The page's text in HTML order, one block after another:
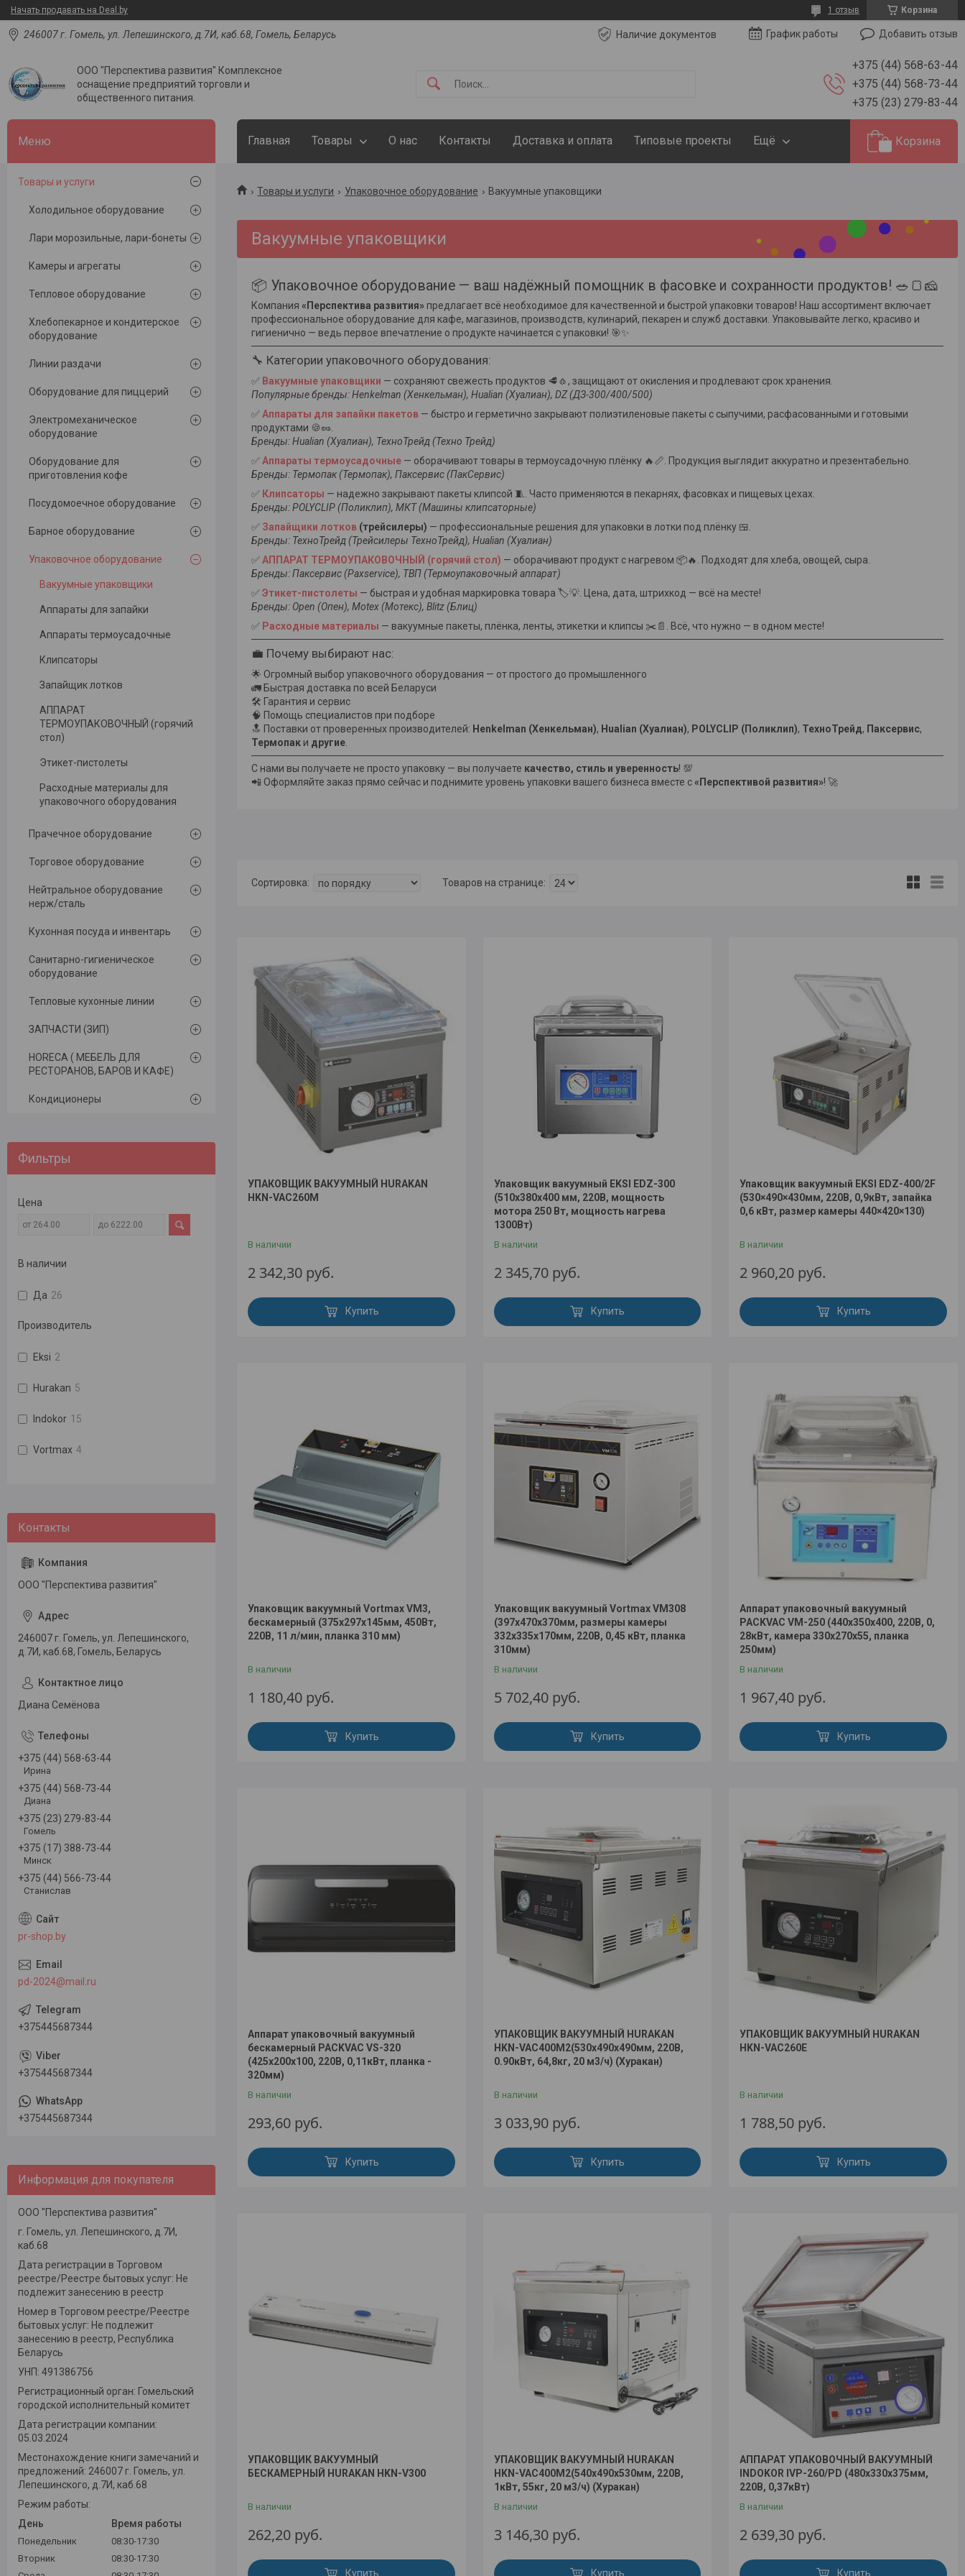
Начать продавать на Deal.by Корзина
1 отзыв
246007 г. Гомель, ул. Лепешинского, д.7И, каб.68, Гомель, Беларусь Наличие документов График работы Добавить отзыв
ООО "Перспектива развития" Комплексное
оснащение предприятий торговли и
общественного питания.
+375 (44) 568-63-44
+375 (44) 568-73-44
+375 (23) 279-83-44
Главная Товары О нас Контакты Доставка и оплата Типовые проекты Ещё Корзина
Товары и услуги Упаковочное оборудование Вакуумные упаковщики
Вакуумные упаковщики
📦 Упаковочное оборудование — ваш надёжный помощник в фасовке и сохранности продуктов! 🥗🍞🧀
Компания «Перспектива развития» предлагает всё необходимое для качественной и быстрой упаковки товаров! Наш ассортимент включает
профессиональное оборудование для кафе, магазинов, производств, кулинарий, пекарен и служб доставки. Упаковывайте легко, красиво и
гигиенично — ведь первое впечатление о продукте начинается с упаковки! 🎯✨
🔧 Категории упаковочного оборудования:
✅ Вакуумные упаковщики — сохраняют свежесть продуктов 🥩🧄, защищают от окисления и продлевают срок хранения.
Популярные бренды: Henkelman (Хенкельман), Hualian (Хуалиан), DZ (ДЗ-300/400/500)
✅ Аппараты для запайки пакетов — быстро и герметично закрывают полиэтиленовые пакеты с сыпучими, расфасованными и готовыми
продуктами 🍪🥜.
Бренды: Hualian (Хуалиан), ТехноТрейд (Техно Трейд)
✅ Аппараты термоусадочные — оборачивают товары в термоусадочную плёнку 🔥📏. Продукция выглядит аккуратно и презентабельно.
Бренды: Термопак (Термопак), Паксервис (ПакСервис)
✅ Клипсаторы — надежно закрывают пакеты клипсой 🧵. Часто применяются в пекарнях, фасовках и пищевых цехах.
Бренды: POLYCLIP (Поликлип), МКТ (Машины клипсаторные)
✅ Запайщики лотков (трейсилеры) — профессиональные решения для упаковки в лотки под плёнку 🍱.
Бренды: ТехноТрейд (Трейсилеры ТехноТрейд), Hualian (Хуалиан)
✅ АППАРАТ ТЕРМОУПАКОВОЧНЫЙ (горячий стол) — оборачивают продукт с нагревом 📦🔥. Подходят для хлеба, овощей, сыра.
Бренды: Паксервис (Paxservice), ТВП (Термоупаковочный аппарат)
✅Этикет-пистолеты — быстрая и удобная маркировка товара 🏷️💡. Цена, дата, штрихкод — всё на месте!
Бренды: Open (Опен), Motex (Мотекс), Blitz (Блиц)
✅ Расходные материалы — вакуумные пакеты, плёнка, ленты, этикетки и клипсы ✂️📄. Всё, что нужно — в одном месте!
💼 Почему выбирают нас:
🌟 Огромный выбор упаковочного оборудования — от простого до промышленного
🚛 Быстрая доставка по всей Беларуси
🛠️ Гарантия и сервис
🧠 Помощь специалистов при подборе
🔝 Поставки от проверенных производителей: Henkelman (Хенкельман), Hualian (Хуалиан), POLYCLIP (Поликлип), ТехноТрейд, Паксервис,
Термопак и другие
С нами вы получаете не просто упаковку — вы получаете качество, стиль и уверенность! 💯
📲 Оформляйте заказ прямо сейчас и поднимите уровень упаковки вашего бизнеса вместе с«Перспективой развития»! 🚀
УПАКОВЩИК ВАКУУМНЫЙ HURAKAN
HKN-VAC260M
В наличии
2 342,30 руб.
Купить
Упаковщик вакуумный EKSI EDZ-300
(510x380x400 мм, 220В, мощность
мотора 250 Вт, мощность нагрева
1300Вт)
В наличии
2 345,70 руб.
Купить
Упаковщик вакуумный EKSI EDZ-400/2F
(530×490×430мм, 220В, 0,9кВт, запайка
0,6 кВт, размер камеры 440×420×130)
В наличии
2 960,20 руб.
Купить
Упаковщик вакуумный Vortmax VM3,
бескамерный (375х297х145мм, 450Вт,
220В, 11 л/мин, планка 310 мм)
В наличии
1 180,40 руб.
Купить
Упаковщик вакуумный Vortmax VM308
(397x470x370мм, размеры камеры
332х335х170мм, 220В, 0,45 кВт, планка
310мм)
В наличии
5 702,40 руб.
Купить
Аппарат упаковочный вакуумный
PACKVAC VM-250 (440х350х400, 220В, 0,
28кВт, камера 330х270х55, планка
250мм)
В наличии
1 967,40 руб.
Купить
Аппарат упаковочный вакуумный
бескамерный PACKVAC VS-320
(425х200х100, 220В, 0,11кВт, планка -
320мм)
В наличии
293,60 руб.
Купить
УПАКОВЩИК ВАКУУМНЫЙ HURAKAN
HKN-VAC400M2(530x490x490мм, 220В,
0.90кВт, 64,8кг, 20 м3/ч) (Хуракан)
В наличии
3 033,90 руб.
Купить
УПАКОВЩИК ВАКУУМНЫЙ HURAKAN
HKN-VAC260E
В наличии
1 788,50 руб.
Купить
УПАКОВЩИК ВАКУУМНЫЙ
БЕСКАМЕРНЫЙ HURAKAN HKN-V300
В наличии
262,20 руб.
Купить
УПАКОВЩИК ВАКУУМНЫЙ HURAKAN
HKN-VAC400M2(540x490x530мм, 220В,
1кВт, 55кг, 20 м3/ч) (Хуракан)
В наличии
3 146,30 руб.
Купить
АППАРАТ УПАКОВОЧНЫЙ ВАКУУМНЫЙ
INDOKOR IVP-260/PD (480x330х375мм,
220В, 0,37кВт)
В наличии
2 639,30 руб.
Купить
Товары и услуги
Холодильное оборудование
Лари морозильные, лари-бонеты
Камеры и агрегаты
Тепловое оборудование
Хлебопекарное и кондитерское
оборудование
Линии раздачи
Оборудование для пиццерий
Электромеханическое
оборудование
Оборудование для
приготовления кофе
Посудомоечное оборудование
Барное оборудование
Упаковочное оборудование
Вакуумные упаковщики
Аппараты для запайки
Аппараты термоусадочные
Клипсаторы
Запайщик лотков
АППАРАТ
ТЕРМОУПАКОВОЧНЫЙ (горячий
стол)
Этикет-пистолеты
Расходные материалы для
упаковочного оборудования
Прачечное оборудование
Торговое оборудование
Нейтральное оборудование
нерж/сталь
Кухонная посуда и инвентарь
Санитарно-гигиеническое
оборудование
Тепловые кухонные линии
ЗАПЧАСТИ (ЗИП)
HORECA ( МЕБЕЛЬ ДЛЯ
РЕСТОРАНОВ, БАРОВ И КАФЕ)
Кондиционеры
Фильтры
Цена
В наличии
Да 26
Производитель
Eksi 2
Hurakan 5
Indokor 15
Vortmax 4
ООО "Перспектива развития"
246007 г. Гомель, ул. Лепешинского,
д.7И, каб.68, Гомель, Беларусь
Диана Семёнова
+375 (44) 568-63-44
Ирина
+375 (44) 568-73-44
Диана
+375 (23) 279-83-44
Гомель
+375 (17) 388-73-44
Минск
+375 (44) 566-73-44
Станислав
pr-shop.by
pd-2024@mail.ru
+375445687344
+375445687344
+375445687344
Информация для покупателя
ООО "Перспектива развития"
г. Гомель, ул. Лепешинского, д.7И,
каб.68
Дата регистрации в Торговом
реестре/Реестре бытовых услуг: Не
подлежит занесению в реестр
Номер в Торговом реестре/Реестре
бытовых услуг: Не подлежит
занесению в реестр, Республика
Беларусь
УНП: 491386756
Регистрационный орган: Гомельский
городской исполнительный комитет
Дата регистрации компании:
05.03.2024
Местонахождение книги замечаний и
предложений: 246007 г. Гомель, ул.
Лепешинского, д.7И, каб.68
Режим работы:
День
Время работы
Понедельник
08:30-17:30
Вторник
08:30-17:30